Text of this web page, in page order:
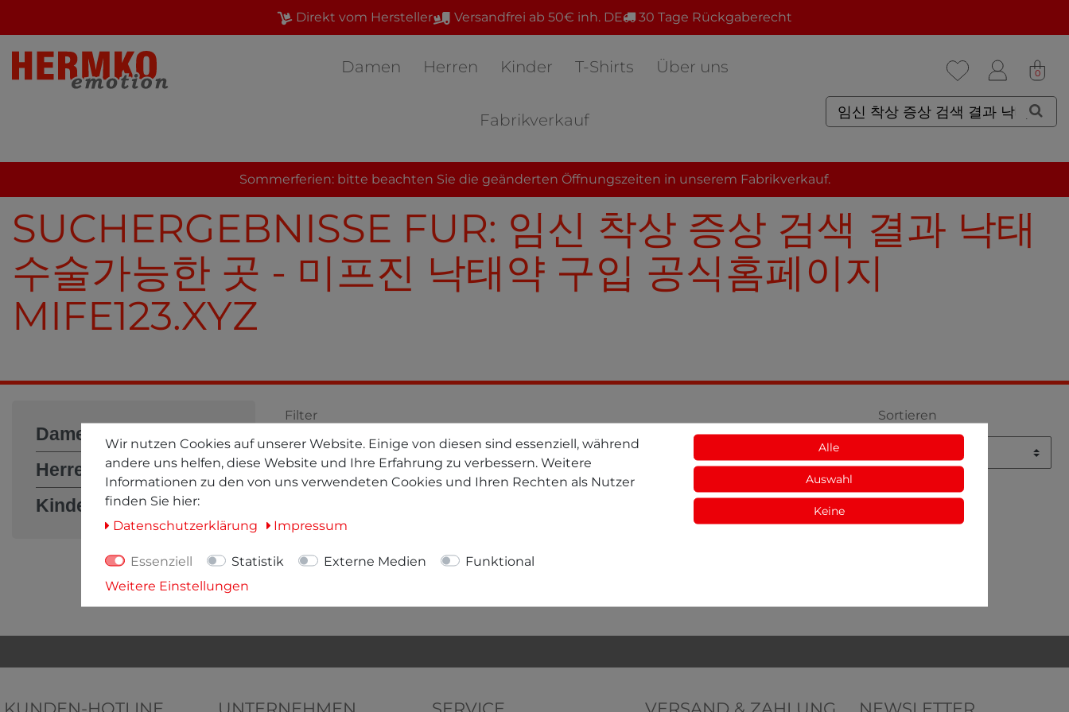
Direkt vom Hersteller Versandfrei ab 50€ inh. DE 30 Tage Rückgaberecht
Damen Herren Kinder T-Shirts Über uns
Fabrikverkauf
0
Sommerferien: bitte beachten Sie die geänderten Öffnungszeiten in unserem Fabrikverkauf.
SUCHERGEBNISSE FÜR: 임신 착상 증상 검색 결과 낙태
수술가능한 곳 - 미프진 낙태약 구입 공식홈페이지
MIFE123.XYZ
Damen
Herren
Kinder
Filter
Filter öffnen
Sortieren
Wir nutzen Cookies auf unserer Website. Einige von diesen sind essenziell, während
andere uns helfen, diese Website und Ihre Erfahrung zu verbessern. Weitere
Informationen zu den von uns verwendeten Cookies und Ihren Rechten als Nutzer
finden Sie hier:
Daten­schutz­erklärung
Impressum
Essenziell Statistik Externe Medien
Funktional
Weitere Einstellungen
Alle
Auswahl
Keine